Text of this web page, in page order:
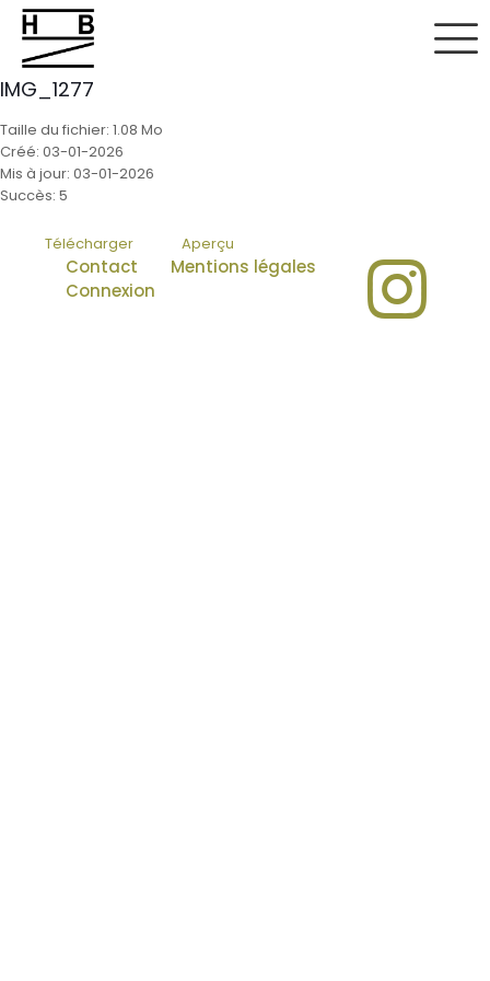
IMG_1277
Taille du fichier: 1.08 Mo
Créé: 03-01-2026
Mis à jour: 03-01-2026
Succès: 5
Télécharger Aperçu
Contact
Mentions légales
Connexion